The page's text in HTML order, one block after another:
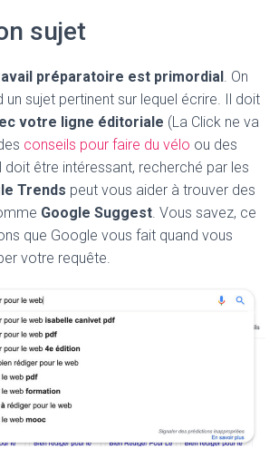
sujet
préparatoire est primordial. On
un sujet pertinent sur lequel écrire. Il doit
votre ligne éditoriale (La Click ne va
conseils pour faire du vélo ou des
doit être intéressant, recherché par les
Trends peut vous aider à trouver des
Google Suggest. Vous savez, ce
que Google vous fait quand vous
votre requête.